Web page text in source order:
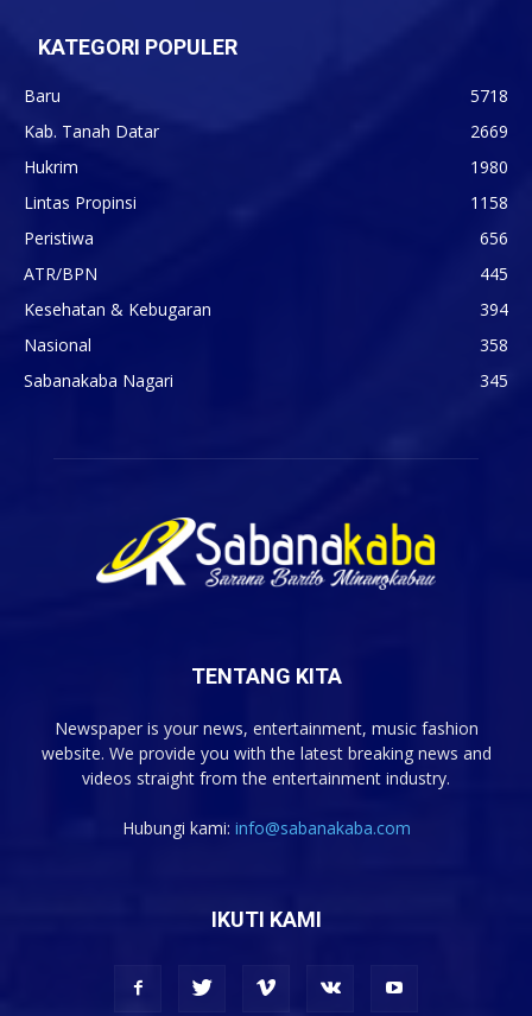
KATEGORI POPULER
Baru
5718
Kab. Tanah Datar
2669
Hukrim
1980
Lintas Propinsi
1158
Peristiwa
656
ATR/BPN
445
Kesehatan & Kebugaran
394
Nasional
358
Sabanakaba Nagari
345
TENTANG KITA
Newspaper is your news, entertainment, music fashion
website. We provide you with the latest breaking news and
videos straight from the entertainment industry.
Hubungi kami: info@sabanakaba.com
IKUTI KAMI